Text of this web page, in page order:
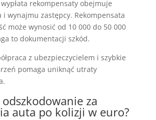
rekompensaty obejmuje
i wynajmu zastępcy. Rekompensata
może wynosić od 10 000 do 50 000
to dokumentacji szkód.
z ubezpieczycielem i szybkie
pomaga uniknąć utraty
za
auta po kolizji w euro?